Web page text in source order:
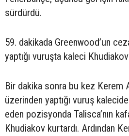
sürdürdü.
59. dakikada Greenwood’un
yaptığı vuruşta kaleci
Bir dakika sonra bu kez Kerem
üzerinden yaptığı vuruş
eden pozisyonda Talisca’nın
Khudiakov kurtardı. Ardından